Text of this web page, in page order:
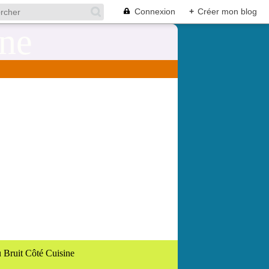
Connexion + Créer mon blog